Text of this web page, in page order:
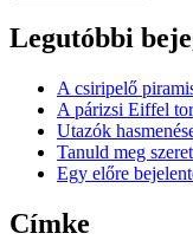
Legutóbbi
A csiripelő
A párizsi Eiffel
Utazók
Tanuld meg
Egy előre
Címke